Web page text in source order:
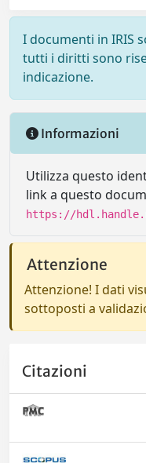
I documenti in IRIS
tutti i diritti sono
indicazione.
Informazioni
Utilizza questo
link a questo
https://
Attenzione
Attenzione! I dati
sottoposti a
Citazioni